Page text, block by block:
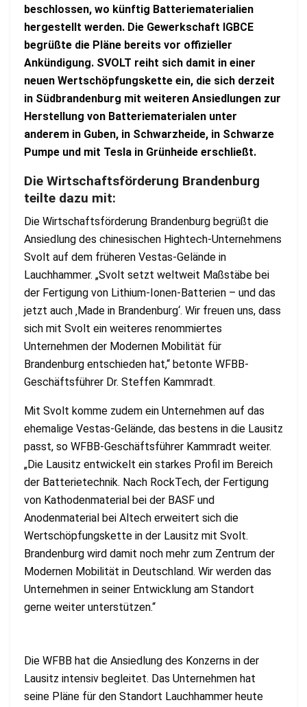
beschlossen, wo künftig Batteriematerialien
hergestellt werden. Die Gewerkschaft IGBCE
begrüßte die Pläne bereits vor offizieller
Ankündigung. SVOLT reiht sich damit in einer
neuen Wertschöpfungskette ein, die sich derzeit
in Südbrandenburg mit weiteren Ansiedlungen zur
Herstellung von Batteriematerialen unter
anderem in Guben, in Schwarzheide, in Schwarze
Pumpe und mit Tesla in Grünheide erschließt.
Die Wirtschaftsförderung Brandenburg
teilte dazu mit:
Die Wirtschaftsförderung Brandenburg begrüßt die
Ansiedlung des chinesischen Hightech-Unternehmens
Svolt auf dem früheren Vestas-Gelände in
Lauchhammer. „Svolt setzt weltweit Maßstäbe bei
der Fertigung von Lithium-Ionen-Batterien – und das
jetzt auch ‚Made in Brandenburg‘. Wir freuen uns, dass
sich mit Svolt ein weiteres renommiertes
Unternehmen der Modernen Mobilität für
Brandenburg entschieden hat,“ betonte WFBB-
Geschäftsführer Dr. Steffen Kammradt.
Mit Svolt komme zudem ein Unternehmen auf das
ehemalige Vestas-Gelände, das bestens in die Lausitz
passt, so WFBB-Geschäftsführer Kammradt weiter.
„Die Lausitz entwickelt ein starkes Profil im Bereich
der Batterietechnik. Nach RockTech, der Fertigung
von Kathodenmaterial bei der BASF und
Anodenmaterial bei Altech erweitert sich die
Wertschöpfungskette in der Lausitz mit Svolt.
Brandenburg wird damit noch mehr zum Zentrum der
Modernen Mobilität in Deutschland. Wir werden das
Unternehmen in seiner Entwicklung am Standort
gerne weiter unterstützen.“
Die WFBB hat die Ansiedlung des Konzerns in der
Lausitz intensiv begleitet. Das Unternehmen hat
seine Pläne für den Standort Lauchhammer heute